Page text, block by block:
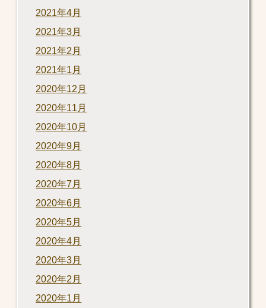
2021年4月
2021年3月
2021年2月
2021年1月
2020年12月
2020年11月
2020年10月
2020年9月
2020年8月
2020年7月
2020年6月
2020年5月
2020年4月
2020年3月
2020年2月
2020年1月